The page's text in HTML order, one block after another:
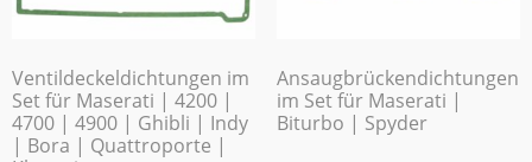
Ventildeckeldichtungen im
Set für Maserati | 4200 |
4700 | 4900 | Ghibli | Indy
| Bora | Quattroporte |
Ansaugbrückendichtungen
im Set für Maserati |
Biturbo | Spyder